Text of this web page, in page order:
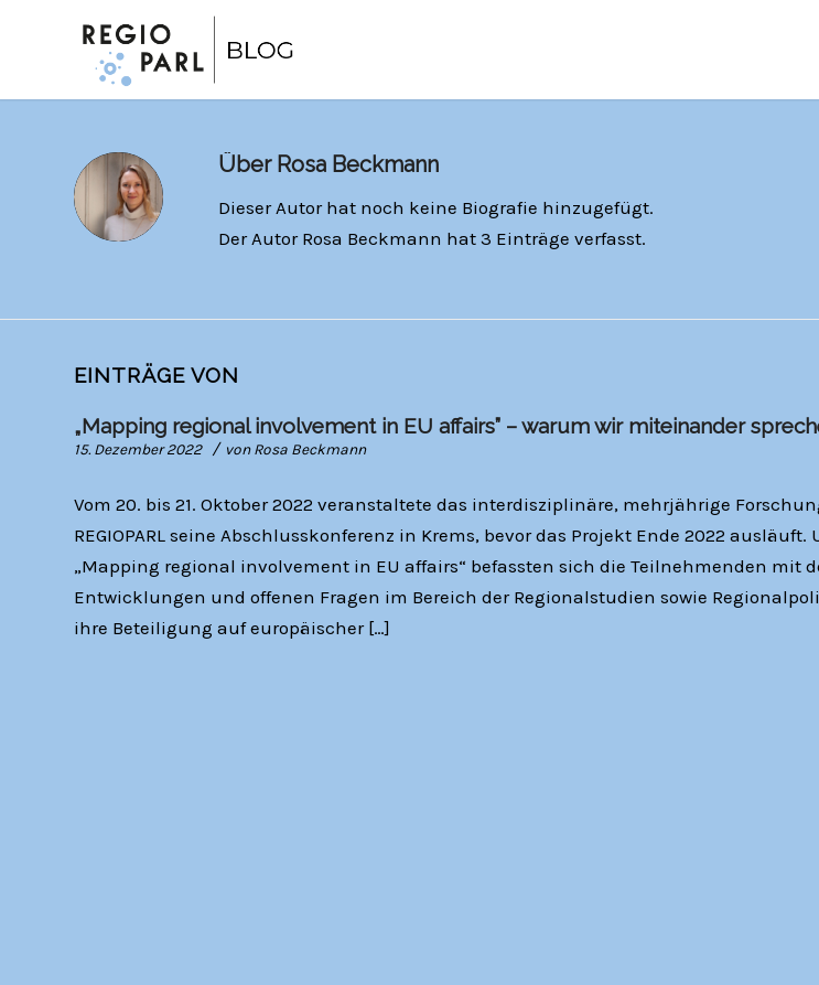
Über Rosa Beckmann
Dieser Autor hat noch keine Biografie hinzugefügt.
Der Autor Rosa Beckmann hat 3 Einträge verfasst.
EINTRÄGE VON
„Mapping regional involvement in EU affairs” – warum wir miteinander
15. Dezember 2022 / vonRosa Beckmann
Vom 20. bis 21. Oktober 2022 veranstaltete das interdisziplinäre, mehrjährige
REGIOPARL seine Abschlusskonferenz in Krems, bevor das Projekt Ende 2022 ausläuft.
„Mapping regional involvement in EU affairs“ befassten sich die Teilnehmenden mit
Entwicklungen und offenen Fragen im Bereich der Regionalstudien sowie
ihre Beteiligung auf europäischer […]